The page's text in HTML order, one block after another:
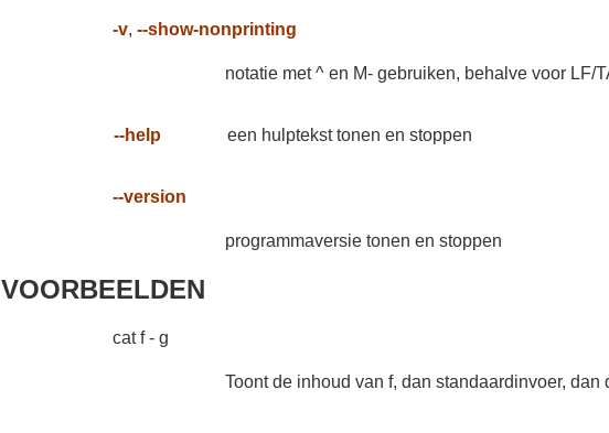
-v,--show-nonprinting
notatie met ^ en M- gebruiken, behalve voor LF/
--help een hulptekst tonen en stoppen
--version
programmaversie tonen en stoppen
VOORBEELDEN
cat f - g
Toont de inhoud van f, dan standaardinvoer, dan